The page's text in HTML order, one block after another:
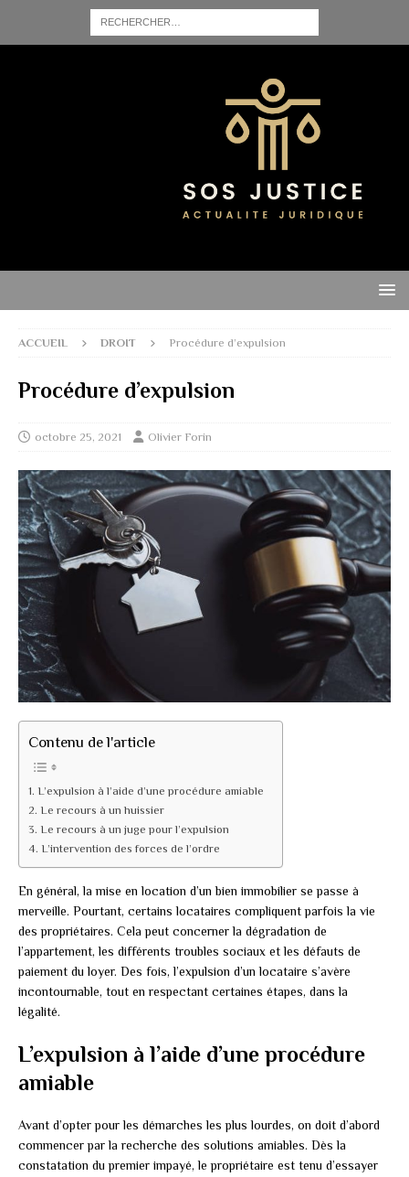
ACCUEIL DROIT Procédure d’expulsion
Procédure d’expulsion
octobre 25, 2021 Olivier Forin
Contenu de l'article
L’expulsion à l’aide d’une procédure amiable
Le recours à un huissier
Le recours à un juge pour l’expulsion
L’intervention des forces de l’ordre
En général, la mise en location d’un bien immobilier se passe à
merveille. Pourtant, certains locataires compliquent parfois la vie
des propriétaires. Cela peut concerner la dégradation de
l’appartement, les différents troubles sociaux et les défauts de
paiement du loyer. Des fois, l’expulsion d’un locataire s’avère
incontournable, tout en respectant certaines étapes, dans la
légalité.
L’expulsion à l’aide d’une procédure
amiable
Avant d’opter pour les démarches les plus lourdes, on doit d’abord
commencer par la recherche des solutions amiables. Dès la
constatation du premier impayé, le propriétaire est tenu d’essayer